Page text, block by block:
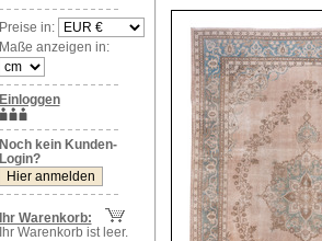
Preise in:
Maße anzeigen in:
Einloggen
Noch kein Kunden-
Login?
Ihr Warenkorb:
Ihr Warenkorb ist leer.